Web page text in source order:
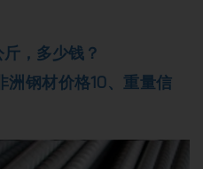
，多少钱？
洲钢材价格10、重量信